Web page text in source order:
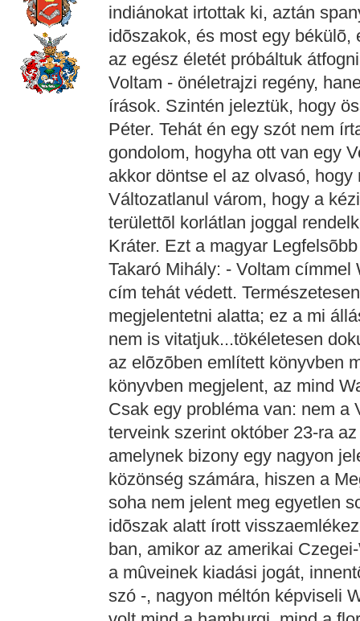
indiánokat irtottak ki, aztán
idõszakok, és most egy békülõ,
az egész életét próbáltuk
Voltam - önéletrajzi regény,
írások. Szintén jeleztük, hogy
Péter. Tehát én egy szót nem
gondolom, hogyha ott van egy
akkor döntse el az olvasó,
Változatlanul várom, hogy a
területtõl korlátlan joggal
Kráter. Ezt a magyar
Takaró Mihály: - Voltam
cím tehát védett.
megjelentetni alatta; ez a mi
nem is vitatjuk...tökéletesen
az elõzõben említett könyvben
könyvben megjelent, az mind
Csak egy probléma van: nem a
terveink szerint október 23-ra
amelynek bizony egy nagyon
közönség számára, hiszen a
soha nem jelent meg egyetlen
idõszak alatt írott
ban, amikor az amerikai
a mûveinek kiadási jogát,
szó -, nagyon méltón képviseli